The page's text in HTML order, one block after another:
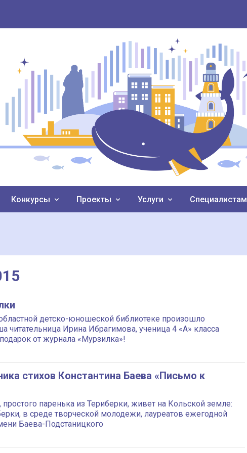
Конкурсы Проекты Услуги Специалистам
детско-юношеской библиотеке произошло
читательница Ирина Ибрагимова, ученица 4 «А» класса
от журнала «Мурзилка»!
стихов Константина Баева «Письмо к
паренька из Териберки, живет на Кольской земле:
в среде творческой молодежи, лауреатов ежегодной
Баева-Подстаницкого